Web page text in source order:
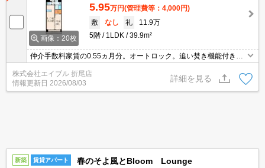
画像：20枚
5.95万円(管理費等：4,000円)
敷
なし 礼
11.9万
5階
1LDK 39.9m²
仲介手数料家賃の0.55ヵ月分。オートロック。追い焚き機能付きバ
ス。浴室乾燥機付。W-CL付き。インターネット無料、使い放題。
エアコン1基付き。最寄り駅まで徒歩8分！。
株式会社エイブル 折尾店
情報更新日 2026/08/03
詳細を見る
新築 賃貸アパート 春のそよ風とBloom Lounge